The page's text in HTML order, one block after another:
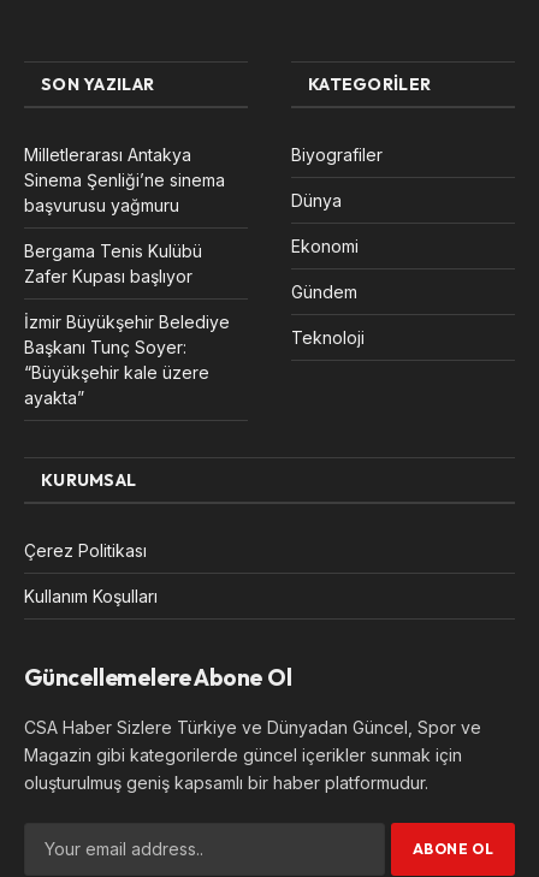
SON YAZILAR
Milletlerarası Antakya
Sinema Şenliği’ne sinema
başvurusu yağmuru
Bergama Tenis Kulübü
Zafer Kupası başlıyor
İzmir Büyükşehir Belediye
Başkanı Tunç Soyer:
“Büyükşehir kale üzere
ayakta”
KATEGORILER
Biyografiler
Dünya
Ekonomi
Gündem
Teknoloji
KURUMSAL
Çerez Politikası
Kullanım Koşulları
Güncellemelere Abone Ol
CSA Haber Sizlere Türkiye ve Dünyadan Güncel, Spor ve
Magazin gibi kategorilerde güncel içerikler sunmak için
oluşturulmuş geniş kapsamlı bir haber platformudur.